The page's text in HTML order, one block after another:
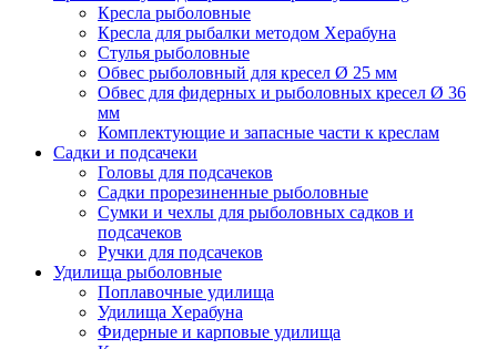
Кресла рыболовные
Кресла для рыбалки методом Херабуна
Стулья рыболовные
Обвес рыболовный для кресел Ø 25 мм
Обвес для фидерных и рыболовных кресел Ø 36
мм
Комплектующие и запасные части к креслам
Садки и подсачеки
Головы для подсачеков
Садки прорезиненные рыболовные
Сумки и чехлы для рыболовных садков и
подсачеков
Ручки для подсачеков
Удилища рыболовные
Поплавочные удилища
Удилища Херабуна
Фидерные и карповые удилища